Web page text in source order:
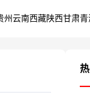
州 云南西藏陕西甘肃青